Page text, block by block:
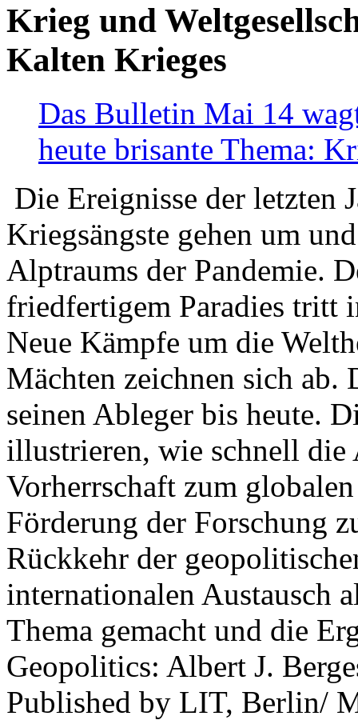
Krieg und
Kalten Krieges
Das Bulletin Mai 14
heute brisante Thema:
Die Ereignisse der letzten
Kriegsängste gehen um
Alptraums der Pandemie.
friedfertigem Paradies tritt
Neue Kämpfe um die
Mächten zeichnen sich
seinen Ableger bis heute.
illustrieren, wie schnell die
Vorherrschaft zum
Förderung der Forschung
Rückkehr der
internationalen Austausch
Thema gemacht und die
Geopolitics: Albert J.
Published by LIT, Berlin/